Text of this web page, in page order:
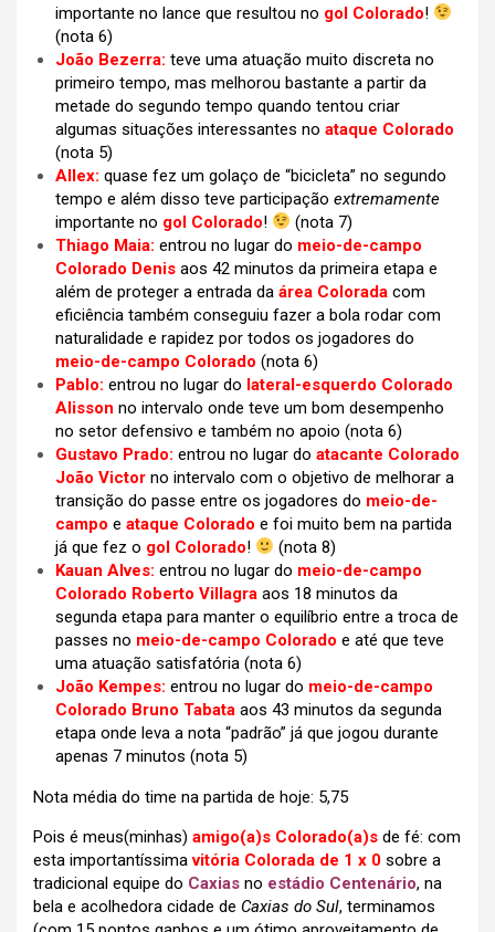
importante no lance que resultou no gol Colorado!
(nota 6)
João Bezerra: teve uma atuação muito discreta no
primeiro tempo, mas melhorou bastante a partir da
metade do segundo tempo quando tentou criar
algumas situações interessantes no ataque Colorado
(nota 5)
Allex: quase fez um golaço de “bicicleta” no segundo
tempo e além disso teve participação extremamente
importante no gol Colorado!
(nota 7)
Thiago Maia: entrou no lugar do meio-de-campo
Colorado Denis aos 42 minutos da primeira etapa e
além de proteger a entrada da área Colorada com
eficiência também conseguiu fazer a bola rodar com
naturalidade e rapidez por todos os jogadores do
meio-de-campo Colorado (nota 6)
Pablo: entrou no lugar do lateral-esquerdo Colorado
Alisson no intervalo onde teve um bom desempenho
no setor defensivo e também no apoio (nota 6)
Gustavo Prado: entrou no lugar do atacante Colorado
João Victor no intervalo com o objetivo de melhorar a
transição do passe entre os jogadores do meio-de-
campo e ataque Colorado e foi muito bem na partida
já que fez o gol Colorado!
(nota 8)
Kauan Alves: entrou no lugar do meio-de-campo
Colorado Roberto Villagra aos 18 minutos da
segunda etapa para manter o equilíbrio entre a troca de
passes no meio-de-campo Colorado e até que teve
uma atuação satisfatória (nota 6)
João Kempes: entrou no lugar do meio-de-campo
Colorado Bruno Tabata aos 43 minutos da segunda
etapa onde leva a nota “padrão” já que jogou durante
apenas 7 minutos (nota 5)
Nota média do time na partida de hoje: 5,75
Pois é meus(minhas) amigo(a)s Colorado(a)s de fé: com
esta importantíssimavitória Colorada de 1 x 0 sobre a
tradicional equipe do Caxias no estádio Centenário, na
bela e acolhedora cidade de Caxias do Sul, terminamos